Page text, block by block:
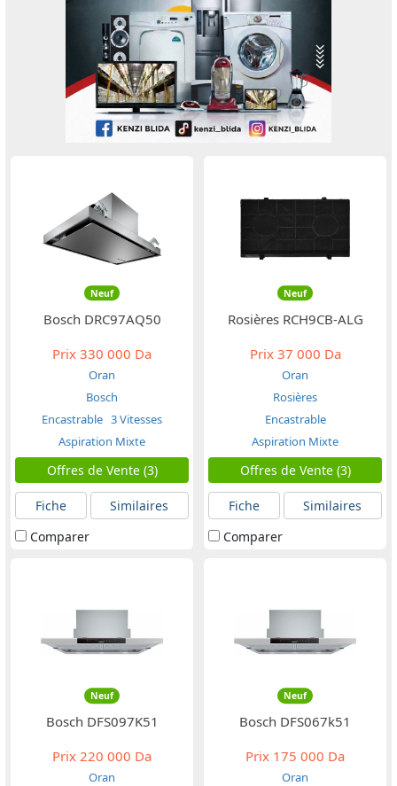
Neuf
Bosch DRC97AQ50
Prix 330 000 Da
Oran
Bosch
Encastrable 3 Vitesses
Aspiration Mixte
Offres de Vente (3)
Fiche
Similaires
Comparer
Neuf
Rosières RCH9CB-ALG
Prix37 000 Da
Oran
Rosières
Encastrable
Aspiration Mixte
Offres de Vente (3)
Fiche
Similaires
Comparer
Neuf
Bosch DFS097K51
Prix 220 000 Da
Oran
Neuf
Bosch DFS067k51
Prix 175 000 Da
Oran